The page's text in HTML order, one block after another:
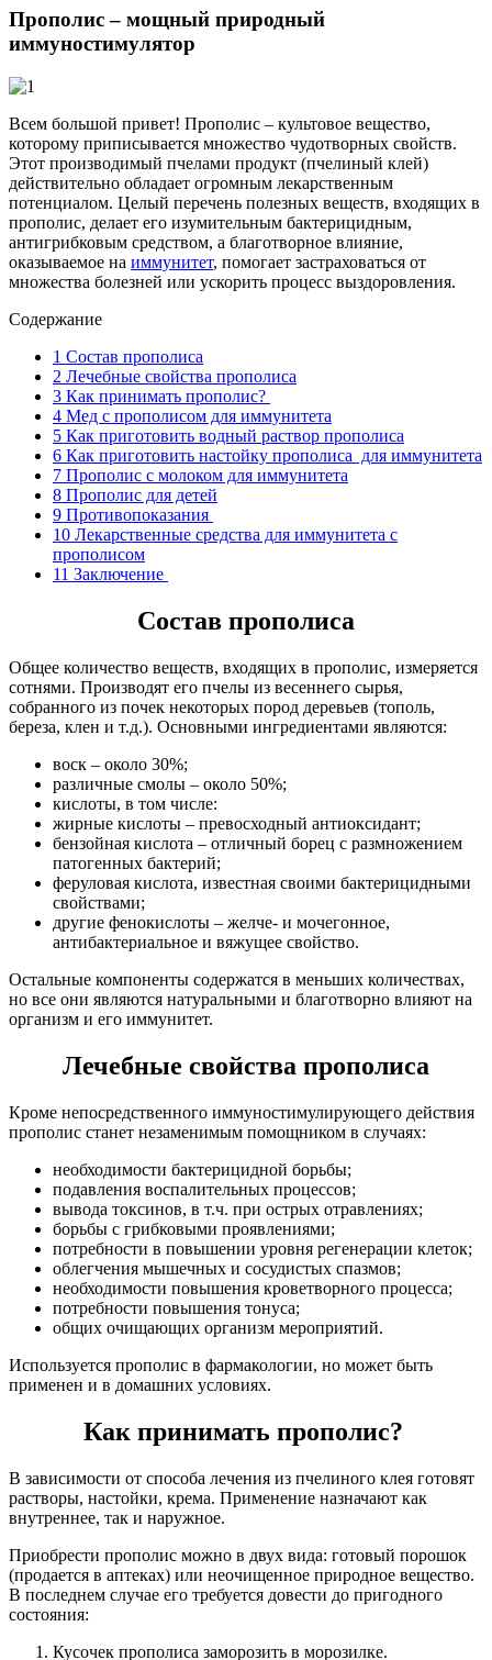
Прополис – мощный природный
иммуностимулятор
Всем большой привет! Прополис – культовое вещество,
которому приписывается множество чудотворных свойств.
Этот производимый пчелами продукт (пчелиный клей)
действительно обладает огромным лекарственным
потенциалом. Целый перечень полезных веществ, входящих в
прополис, делает его изумительным бактерицидным,
антигрибковым средством, а благотворное влияние,
оказываемое на иммунитет, помогает застраховаться от
множества болезней или ускорить процесс выздоровления.
Содержание
1 Состав прополиса
2 Лечебные свойства прополиса
3 Как принимать прополис?
4 Мед с прополисом для иммунитета
5 Как приготовить водный раствор прополиса
6 Как приготовить настойку прополиса для иммунитета
7 Прополис с молоком для иммунитета
8 Прополис для детей
9 Противопоказания
10 Лекарственные средства для иммунитета с
прополисом
11 Заключение
Состав прополиса
Общее количество веществ, входящих в прополис, измеряется
сотнями. Производят его пчелы из весеннего сырья,
собранного из почек некоторых пород деревьев (тополь,
береза, клен и т.д.). Основными ингредиентами являются:
воск – около 30%;
различные смолы – около 50%;
кислоты, в том числе:
жирные кислоты – превосходный антиоксидант;
бензойная кислота – отличный борец с размножением
патогенных бактерий;
феруловая кислота, известная своими бактерицидными
свойствами;
другие фенокислоты – желче- и мочегонное,
антибактериальное и вяжущее свойство.
Остальные компоненты содержатся в меньших количествах,
но все они являются натуральными и благотворно влияют на
организм и его иммунитет.
Лечебные свойства прополиса
Кроме непосредственного иммуностимулирующего действия
прополис станет незаменимым помощником в случаях:
необходимости бактерицидной борьбы;
подавления воспалительных процессов;
вывода токсинов, в т.ч. при острых отравлениях;
борьбы с грибковыми проявлениями;
потребности в повышении уровня регенерации клеток;
облегчения мышечных и сосудистых спазмов;
необходимости повышения кроветворного процесса;
потребности повышения тонуса;
общих очищающих организм мероприятий.
Используется прополис в фармакологии, но может быть
применен и в домашних условиях.
Как принимать прополис?
В зависимости от способа лечения из пчелиного клея готовят
растворы, настойки, крема. Применение назначают как
внутреннее, так и наружное.
Приобрести прополис можно в двух вида: готовый порошок
(продается в аптеках) или неочищенное природное вещество.
В последнем случае его требуется довести до пригодного
состояния:
Кусочек прополиса заморозить в морозилке.